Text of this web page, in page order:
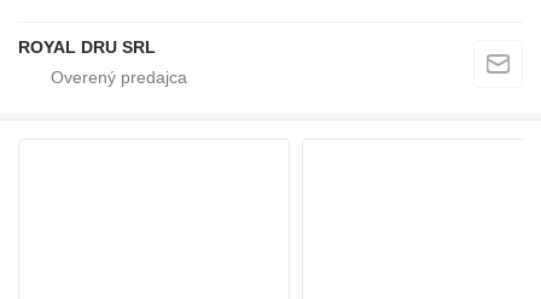
ROYAL DRU SRL